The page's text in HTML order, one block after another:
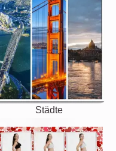
Städte